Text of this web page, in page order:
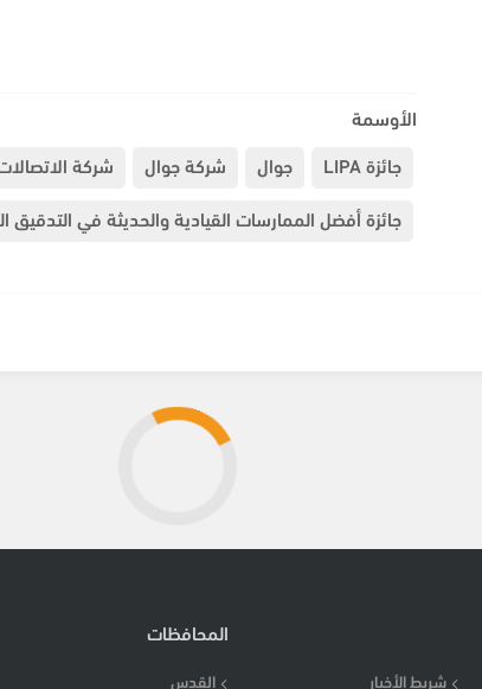
الأوسمة
جائزة LIPA
جوال شركة جوال
شركة
جائزة أفضل الممارسات القيادية والحديثة في التدقيق
شريط الأخبار
المحافظات
القدس